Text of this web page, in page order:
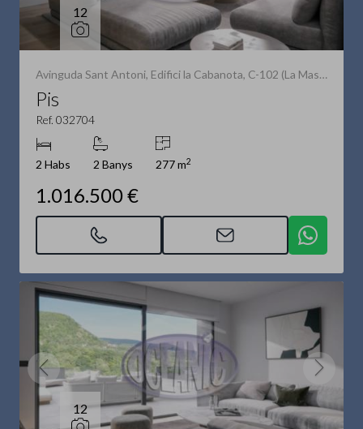
12
Avinguda Sant Antoni, Edifici la Cabanota, C-102 (La Massana)
Pis
Ref. 032704
2 Habs 2 Banys 277 m2
1.016.500 €
12